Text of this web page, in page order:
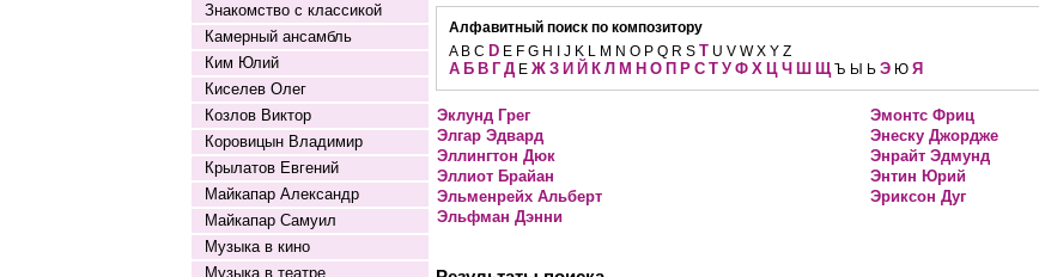
Знакомство с классикой
Камерный ансамбль
Ким Юлий
Киселев Олег
Козлов Виктор
Коровицын Владимир
Крылатов Евгений
Майкапар Александр
Майкапар Самуил
Музыка в кино
Музыка в театре
Алфавитный поиск по композитору
A B C D E F G H I J K L M N O P Q R S T U V W X Y Z
А Б В Г Д Е Ж З И Й К Л М Н О П Р С Т У Ф Х Ц Ч Ш ЩЪ Ы Ь Э Ю Я
Эклунд Грег
Эмонтс Фриц
Элгар Эдвард
Энеску Джордже
Эллингтон Дюк
Энрайт Эдмунд
Эллиот Брайан
Энтин Юрий
Эльменрейх Альберт
Эриксон Дуг
Эльфман Дэнни